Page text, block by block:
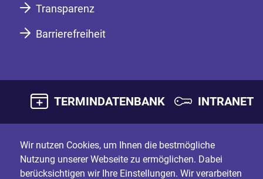
Transparenz
Barrierefreiheit
TERMINDATENBANK INTRANET
Wir nutzen Cookies, um Ihnen die bestmögliche
Nutzung unserer Webseite zu ermöglichen. Dabei
berücksichtigen wir Ihre Einstellungen. Wir verarbeiten